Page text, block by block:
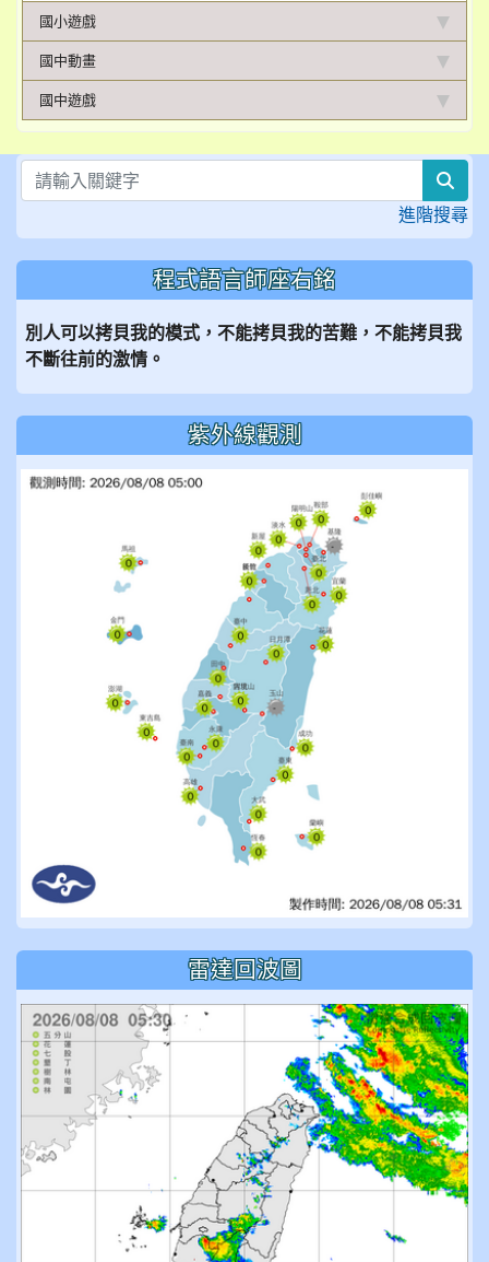
國小遊戲
國中動畫
國中遊戲
進階搜尋
程式語言師座右銘
別人可以拷貝我的模式，不能拷貝我的苦難，不能拷貝我
不斷往前的激情。
紫外線觀測
雷達回波圖